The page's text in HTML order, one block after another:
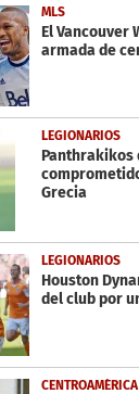
MLS
El Vancouver
armada de
LEGIONARIOS
Panthrakikos
Grecia
LEGIONARIOS
Houston
del club por
CENTROAMÉRICA